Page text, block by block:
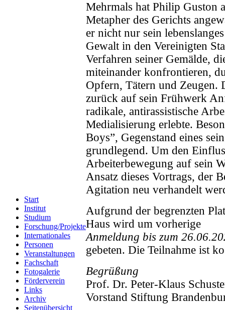
Start
Institut
Studium
Forschung/Projekte
Internationales
Personen
Veranstaltungen
Fachschaft
Fotogalerie
Förderverein
Links
Archiv
Seitenübersicht
Mehrmals hat Philip Guston
Metapher des Gerichts
er nicht nur sein
Gewalt in den Vereinigten
Verfahren seiner Gemälde,
miteinander konfrontieren,
Opfern, Tätern und Zeugen.
zurück auf sein Frühwerk
radikale, antirassistische
Medialisierung erlebte.
Boys”, Gegenstand eines
grundlegend. Um den
Arbeiterbewegung auf sein
Ansatz dieses Vortrags, der
Agitation neu verhandelt
Aufgrund der begrenzten
Haus wird um vorherige
Anmeldung bis zum
gebeten. Die Teilnahme ist
Begrüßung
Prof. Dr. Peter-Klaus
Vorstand Stiftung